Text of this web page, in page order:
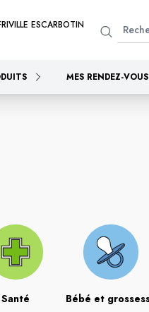
ESCARBOTIN
MES RENDEZ-VOUS
Santé Bébé et